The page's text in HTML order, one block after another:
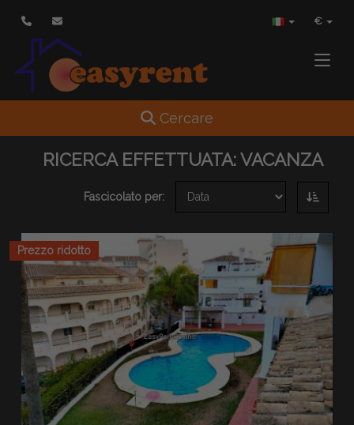
€
Toggle navigation
Cercare
RICERCA EFFETTUATA:VACANZA
Fascicolato per:
Prezzo ridotto